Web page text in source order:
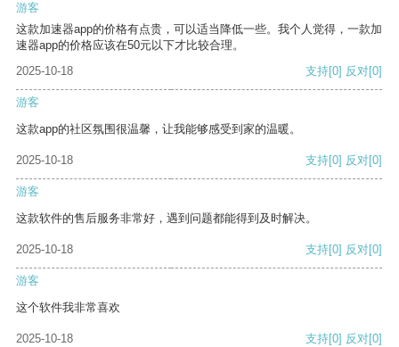
游客
这款加速器app的价格有点贵，可以适当降低一些。我个人觉得，一款加
速器app的价格应该在50元以下才比较合理。
2025-10-18
支持[0] 反对[0]
游客
这款app的社区氛围很温馨，让我能够感受到家的温暖。
2025-10-18 支持[0] 反对[0]
游客
这款软件的售后服务非常好，遇到问题都能得到及时解决。
2025-10-18 支持[0] 反对[0]
游客
这个软件我非常喜欢
2025-10-18 支持[0] 反对[0]